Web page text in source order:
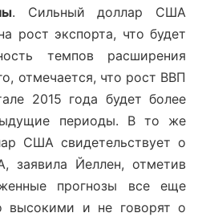
. Сильный доллар США
рост экспорта, что будет
темпов расширения
отмечается, что рост ВВП
2015 года будет более
периоды. В то же
США свидетельствует о
заявила Йеллен, отметив
прогнозы все еще
высокими и не говорят о